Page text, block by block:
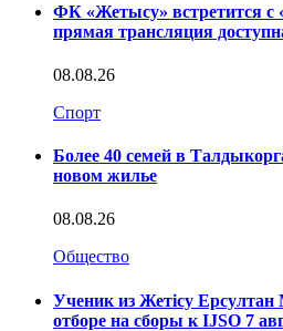
ФК «Жетысу» встретится
прямая трансляция
08.08.26
Спорт
Более 40 семей в
новом жилье
08.08.26
Общество
Ученик из Жетісу
отборе на сборы к IJSO 7